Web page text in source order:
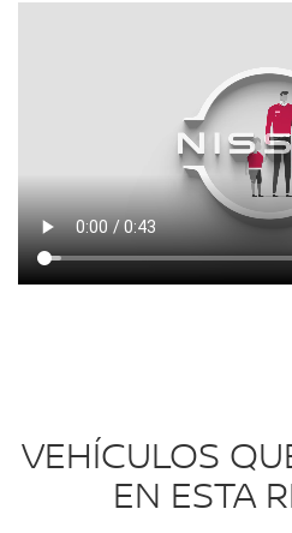
VEHÍCULOS
EN ESTA